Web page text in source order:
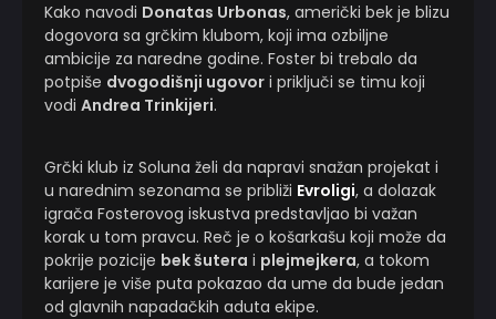
Kako navodi Donatas Urbonas, američki bek je blizu
dogovora sa grčkim klubom, koji ima ozbiljne
ambicije za naredne godine. Foster bi trebalo da
potpiše dvogodišnji ugovor i priključi se timu koji
vodi Andrea Trinkijeri.
Grčki klub iz Soluna želi da napravi snažan projekat i
u narednim sezonama se približi Evroligi, a dolazak
igrača Fosterovog iskustva predstavljao bi važan
korak u tom pravcu. Reč je o košarkašu koji može da
pokrije pozicije bek šutera i plejmejkera, a tokom
karijere je više puta pokazao da ume da bude jedan
od glavnih napadačkih aduta ekipe.